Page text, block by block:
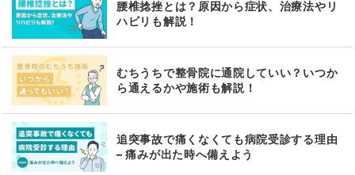
腰椎捻挫とは？原因から症状、治療法やリ
ハビリも解説！
むちうちで整骨院に通院していい？いつか
ら通えるかや施術も解説！
追突事故で痛くなくても病院受診する理由
– 痛みが出た時へ備えよう